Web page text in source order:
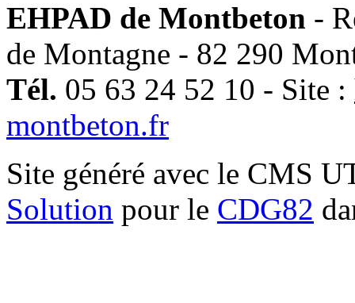
EHPAD de Montbeton -
de Montagne - 82 290
Tél. 05 63 24 52 10 - Site :
montbeton.fr
Site généré avec le CMS
Solution pour le CDG82